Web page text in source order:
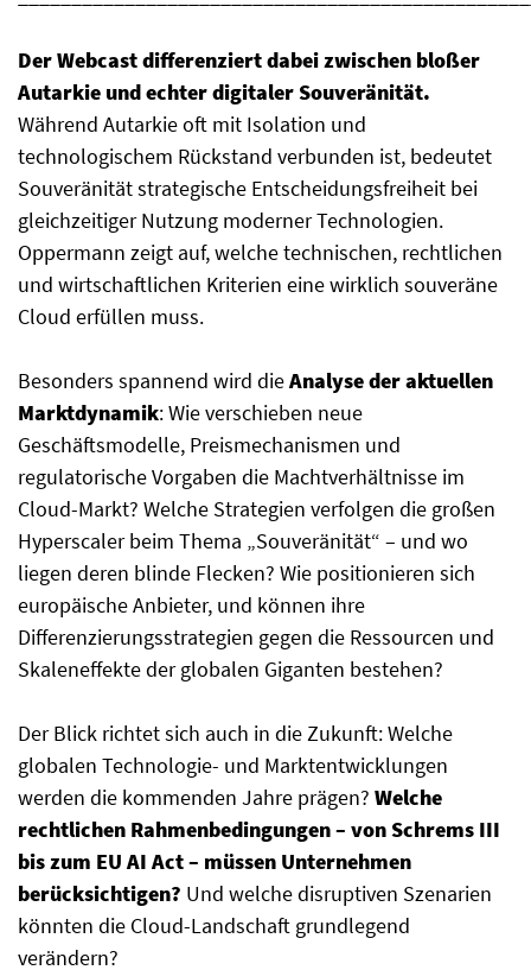
Der Webcast differenziert dabei zwischen bloßer
Autarkie und echter digitaler Souveränität.
Während Autarkie oft mit Isolation und
technologischem Rückstand verbunden ist, bedeutet
Souveränität strategische Entscheidungsfreiheit bei
gleichzeitiger Nutzung moderner Technologien.
Oppermann zeigt auf, welche technischen, rechtlichen
und wirtschaftlichen Kriterien eine wirklich souveräne
Cloud erfüllen muss.
Besonders spannend wird dieAnalyse der aktuellen
Marktdynamik: Wie verschieben neue
Geschäftsmodelle, Preismechanismen und
regulatorische Vorgaben die Machtverhältnisse im
Cloud-Markt? Welche Strategien verfolgen die großen
Hyperscaler beim Thema „Souveränität“ – und wo
liegen deren blinde Flecken? Wie positionieren sich
europäische Anbieter, und können ihre
Differenzierungsstrategien gegen die Ressourcen und
Skaleneffekte der globalen Giganten bestehen?
Der Blick richtet sich auch in die Zukunft: Welche
globalen Technologie- und Marktentwicklungen
werden die kommenden Jahre prägen? Welche
rechtlichen Rahmenbedingungen – von Schrems III
bis zum EU AI Act – müssen Unternehmen
berücksichtigen? Und welche disruptiven Szenarien
könnten die Cloud-Landschaft grundlegend
verändern?